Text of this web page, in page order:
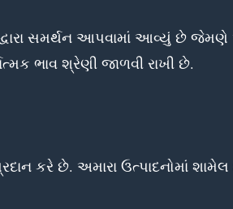
સમર્થન આપવામાં આવ્યું છે
ભાવ શ્રેણી જાળવી રાખી છે.
કરે છે. અમારા ઉત્પાદનોમાં